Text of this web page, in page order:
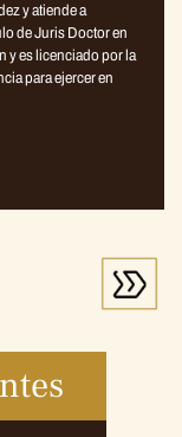
y atiende a
de Juris Doctor en
y es licenciado por la
para ejercer en